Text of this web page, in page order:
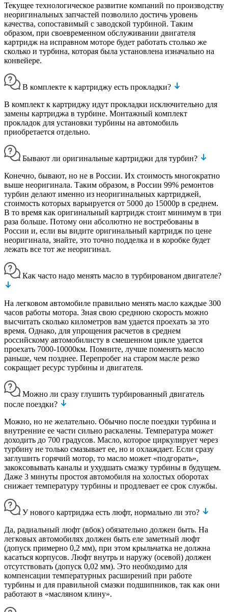
Текущее технологическое развитие компаний по производству
неоригинальных запчастей позволило достичь уровень
качества, сопоставимый с заводской турбиной. Таким
образом, при своевременном обслуживании двигателя
картридж на исправном моторе будет работать столько же
сколько и турбина, которая была установлена изначально на
конвейере.
В комплекте к картриджу есть прокладки?
В комплект к картриджу идут прокладки исключительно для
замены картриджа в турбине. Монтажный комплект
прокладок для установки турбины на автомобиль
приобретается отдельно.
Бывают ли оригинальные картриджи для турбин?
Конечно, бывают, но не в России. Их стоимость многократно
выше неоригинала. Таким образом, в России 99% ремонтов
турбин делают именно из неоригинальных картриджей,
стоимость которых варьируется от 5000 до 15000р в среднем.
В то время как оригинальный картридж стоит минимум в три
раза больше. Потому они абсолютно не востребованы в
России и, если вы видите оригинальный картридж по цене
неоригинала, знайте, это точно подделка и в коробке будет
лежать все тот же неоригинал.
Как часто надо менять масло в турбированом двигателе?
На легковом автомобиле правильно менять масло каждые 300
часов работы мотора. Зная свою среднюю скорость можно
высчитать сколько километров вам удается проехать за это
время. Однако, для упрощения расчетов в среднем
российскому автомобилисту в смешенном цикле удается
проехать 7000-10000км. Помните, лучше поменять масло
раньше, чем позднее. Перепробег на старом масле резко
сокращает ресурс турбины и двигателя.
Можно ли сразу глушить турбированный двигатель
после поездки?
Можно, но не желательно. Обычно после поездки турбина и
внутренние ее части сильно раскалены. Температура может
доходить до 700 градусов. Масло, которое циркулирует через
турбину не только смазывает ее, но и охлаждает. Если сразу
заглушить горячий мотор, то масло может «подгорать»,
закоксовывать каналы и ухудшать смазку турбины в будущем.
Даже 3 минуты простоя автомобиля на холостых оборотах
снижает температуру турбины и продлевает ее срок службы.
У нового картриджа есть люфт, нормально ли это?
Да, радиальный люфт (вбок) обязательно должен быть. На
легковых автомобилях должен быть еле заметный люфт
(допуск примерно 0,2 мм), при этом крыльчатка не должна
касаться корпусов. Люфт внутрь и наружу (осевой) должен
отсутствовать (допуск 0,02 мм). Это необходимо для
компенсации температурных расширений при работе
турбины и для правильной смазки подшипников, так как они
работают в «масляном клину».